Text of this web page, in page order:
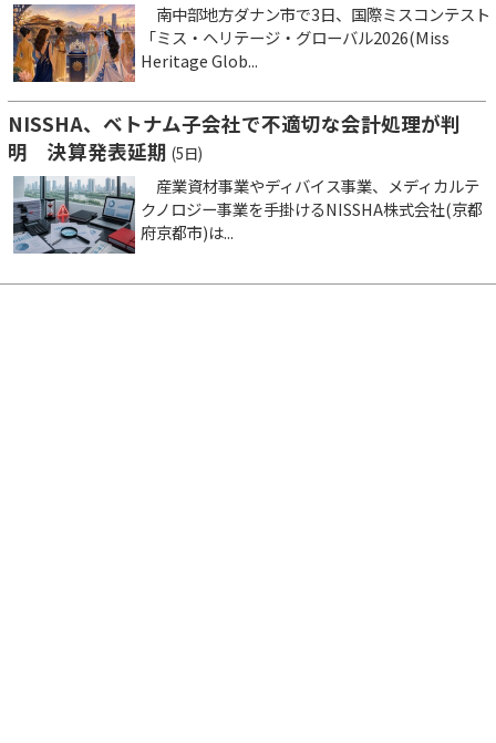
南中部地方ダナン市で3日、国際ミスコンテスト
「ミス・ヘリテージ・グローバル2026(Miss
Heritage Glob...
NISSHA、ベトナム子会社で不適切な会計処理が判
明 決算発表延期 (5日)
産業資材事業やディバイス事業、メディカルテ
クノロジー事業を手掛けるNISSHA株式会社(京都
府京都市)は...